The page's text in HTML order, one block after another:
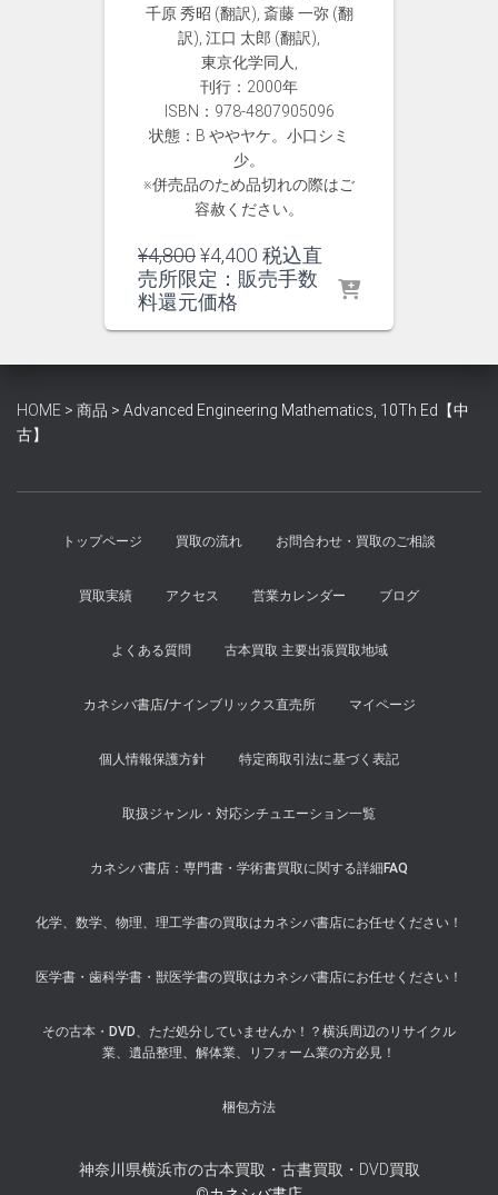
千原 秀昭 (翻訳), 斎藤 一弥 (翻
訳), 江口 太郎 (翻訳),
東京化学同人,
刊行：2000年
ISBN：978-4807905096
状態：B ややヤケ。小口シミ
少。
※併売品のため品切れの際はご
容赦ください。
¥4,800元
の
価
¥4,800
し
¥4,400 現
在
は
で
税込直
売所限定：販売手数
料還元価格
HOME > 商品 > Advanced Engineering Mathematics, 10Th Ed【中
古】
トップページ 買取の流れ お問合わせ・買取のご相談
買取実績 アクセス 営業カレンダー ブログ
よくある質問 古本買取 主要出張買取地域
カネシバ書店/ナインブリックス直売所 マイページ
個人情報保護方針 特定商取引法に基づく表記
取扱ジャンル・対応シチュエーション一覧
カネシバ書店：専門書・学術書買取に関する詳細FAQ
化学、数学、物理、理工学書の買取はカネシバ書店にお任せください！
医学書・歯科学書・獣医学書の買取はカネシバ書店にお任せください！
その古本・DVD、ただ処分していませんか！？横浜周辺のリサイクル
業、遺品整理、解体業、リフォーム業の方必見！
梱包方法
神奈川県横浜市の古本買取・古書買取・DVD買取